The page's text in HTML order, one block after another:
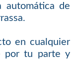
automática de
en cualquier
por tu parte y